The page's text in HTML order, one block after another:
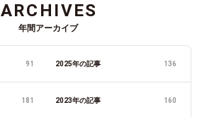
ARCHIVES
年間アーカイブ
91 2025年の記事 136
181 2023年の記事 160